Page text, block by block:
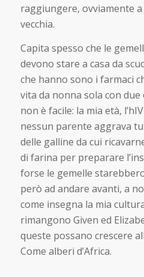
raggiungere, ovviamente
vecchia.
Capita spesso che le
devono stare a casa da
che hanno sono i farmaci
vita da nonna sola con
non è facile: la mia età,
nessun parente aggrava
delle galline da cui
di farina per preparare
forse le gemelle
però ad andare avanti, a
come insegna la mia
rimangono Given ed
queste possano crescere
Come alberi d’Africa.